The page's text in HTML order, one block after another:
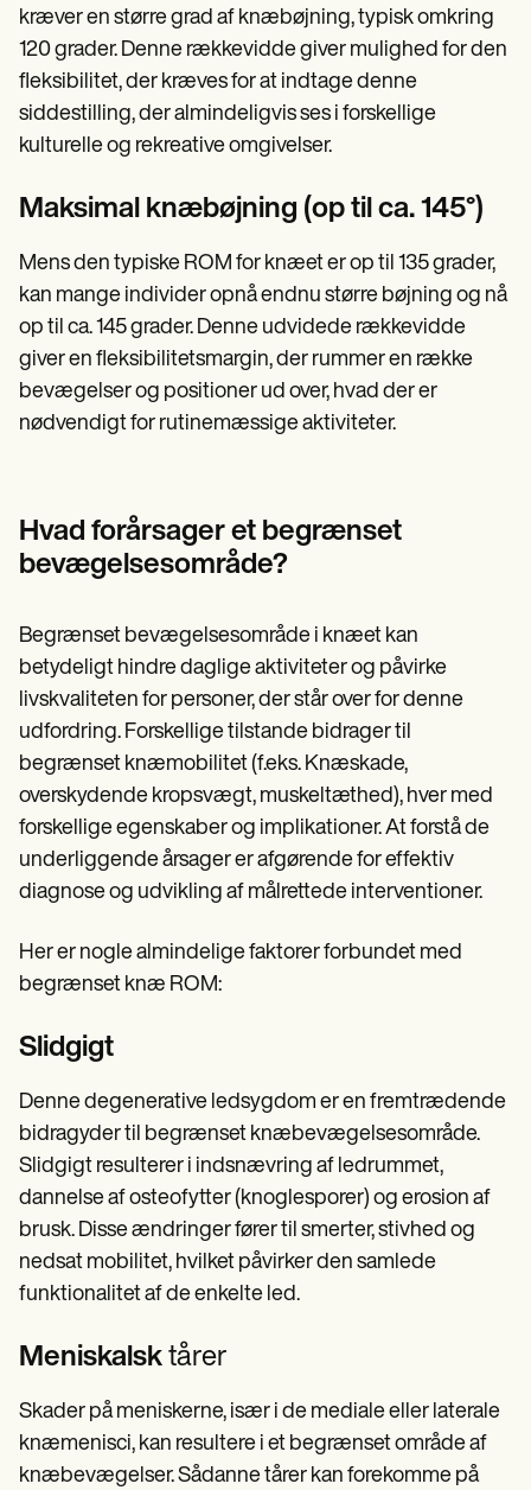
kræver en større grad af knæbøjning, typisk omkring
120 grader. Denne rækkevidde giver mulighed for den
fleksibilitet, der kræves for at indtage denne
siddestilling, der almindeligvis ses i forskellige
kulturelle og rekreative omgivelser.
Maksimal knæbøjning (op til ca. 145°)
Mens den typiske ROM for knæet er op til 135 grader,
kan mange individer opnå endnu større bøjning og nå
op til ca. 145 grader. Denne udvidede rækkevidde
giver en fleksibilitetsmargin, der rummer en række
bevægelser og positioner ud over, hvad der er
nødvendigt for rutinemæssige aktiviteter.
Hvad forårsager et begrænset
bevægelsesområde?
Begrænset bevægelsesområde i knæet kan
betydeligt hindre daglige aktiviteter og påvirke
livskvaliteten for personer, der står over for denne
udfordring. Forskellige tilstande bidrager til
begrænset knæmobilitet (f.eks. Knæskade,
overskydende kropsvægt, muskeltæthed), hver med
forskellige egenskaber og implikationer. At forstå de
underliggende årsager er afgørende for effektiv
diagnose og udvikling af målrettede interventioner.
Her er nogle almindelige faktorer forbundet med
begrænset knæ ROM:
Slidgigt
Denne degenerative ledsygdom er en fremtrædende
bidragyder til begrænset knæbevægelsesområde.
Slidgigt resulterer i indsnævring af ledrummet,
dannelse af osteofytter (knoglesporer) og erosion af
brusk. Disse ændringer fører til smerter, stivhed og
nedsat mobilitet, hvilket påvirker den samlede
funktionalitet af de enkelte led.
Meniskalsk tårer
Skader på meniskerne, især i de mediale eller laterale
knæmenisci, kan resultere i et begrænset område af
knæbevægelser. Sådanne tårer kan forekomme på